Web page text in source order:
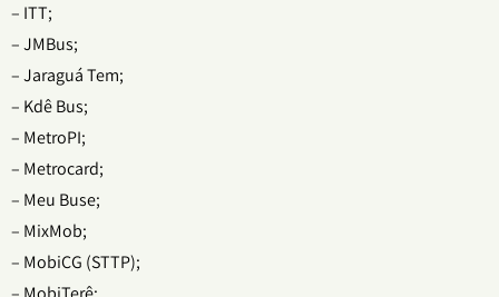
– ITT;
– JMBus;
– Jaraguá Tem;
– Kdê Bus;
– MetroPI;
– Metrocard;
– Meu Buse;
– MixMob;
– MobiCG (STTP);